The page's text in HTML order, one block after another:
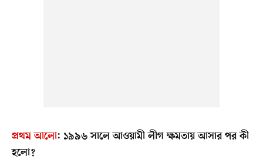
প্রথম আলো: ১৯৯৬ সালে আওয়ামী লীগ ক্ষমতায় আসার পর কী
হলো?